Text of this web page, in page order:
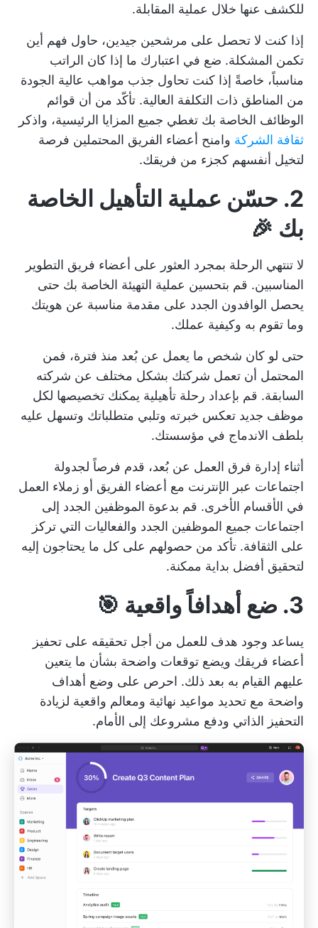
للكشف عنها خلال عملية المقابلة.
إذا كنت لا تحصل على مرشحين جيدين، حاول فهم أين
تكمن المشكلة. ضع في اعتبارك ما إذا كان الراتب
مناسباً، خاصةً إذا كنت تحاول جذب مواهب عالية الجودة
من المناطق ذات التكلفة العالية. تأكّد من أن قوائم
الوظائف الخاصة بك تغطي جميع المزايا الرئيسية، واذكر
ثقافة الشركة وامنح أعضاء الفريق المحتملين فرصة
لتخيل أنفسهم كجزء من فريقك.
2. حسّن عملية التأهيل الخاصة
بك 🎉
لا تنتهي الرحلة بمجرد العثور على أعضاء فريق التطوير
المناسبين. قم بتحسين عملية التهيئة الخاصة بك حتى
يحصل الوافدون الجدد على مقدمة مناسبة عن هويتك
وما تقوم به وكيفية عملك.
حتى لو كان شخص ما يعمل عن بُعد منذ فترة، فمن
المحتمل أن تعمل شركتك بشكل مختلف عن شركته
السابقة. قم بإعداد رحلة تأهيلية يمكنك تخصيصها لكل
موظف جديد تعكس خبرته وتلبي متطلباتك وتسهل عليه
بلطف الاندماج في مؤسستك.
أثناء إدارة فرق العمل عن بُعد، قدم فرصاً لجدولة
اجتماعات عبر الإنترنت مع أعضاء الفريق أو زملاء العمل
في الأقسام الأخرى. قم بدعوة الموظفين الجدد إلى
اجتماعات جميع الموظفين الجدد والفعاليات التي تركز
على الثقافة. تأكد من حصولهم على كل ما يحتاجون إليه
لتحقيق أفضل بداية ممكنة.
3. ضع أهدافاً واقعية 🎯
يساعد وجود هدف للعمل من أجل تحقيقه على تحفيز
أعضاء فريقك ويضع توقعات واضحة بشأن ما يتعين
عليهم القيام به بعد ذلك. احرص على وضع أهداف
واضحة مع تحديد مواعيد نهائية ومعالم واقعية لزيادة
التحفيز الذاتي ودفع مشروعك إلى الأمام.